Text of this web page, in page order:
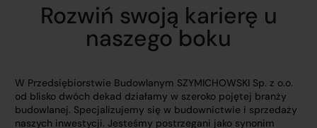
Rozwiń swoją karierę u
naszego boku
W Przedsiębiorstwie Budowlanym SZYMICHOWSKI Sp. z o.o.
od blisko dwóch dekad działamy w szeroko pojętej branży
budowlanej. Specjalizujemy się w budownictwie i sprzedaży
naszych inwestycji. Jesteśmy postrzegani jako synonim